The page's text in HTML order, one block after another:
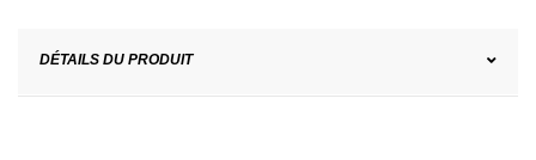
DÉTAILS DU PRODUIT